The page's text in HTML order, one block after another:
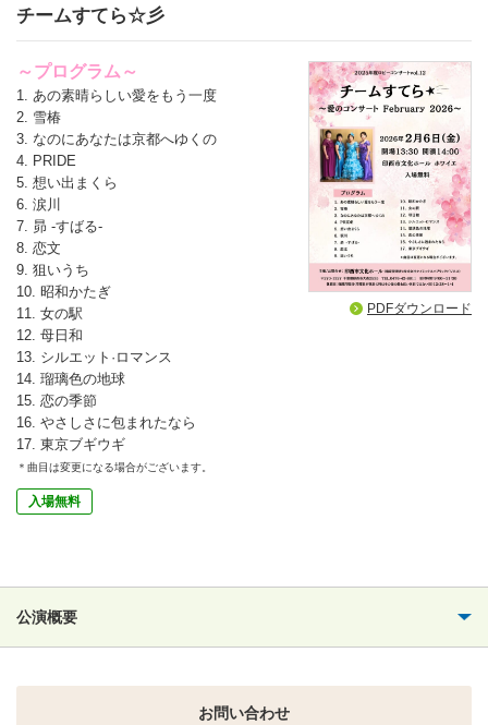
チームすてら☆彡
～プログラム～
1. あの素晴らしい愛をもう一度
2. 雪椿
3. なのにあなたは京都へゆくの
4. PRIDE
5. 想い出まくら
6. 涙川
7. 昴 -すばる-
8. 恋文
9. 狙いうち
10. 昭和かたぎ
11. 女の駅
12. 母日和
13. シルエット·ロマンス
14. 瑠璃色の地球
15. 恋の季節
16. やさしさに包まれたなら
17. 東京ブギウギ
＊曲目は変更になる場合がございます。
入場無料
PDFダウンロード
公演概要
お問い合わせ